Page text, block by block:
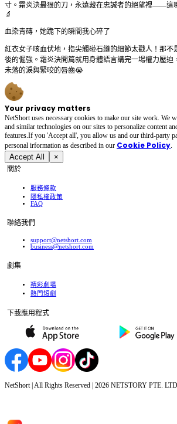
寸。霜炎決最狠的刀，永遠藏在忠誠者的絕望裡——這
🔬
血染青磚，她跪下的瞬間我心碎了
紅衣女子咳血伏地，指尖觸碰石縫的細節太戳人！那不
後的倔強。霜炎決開篇就用身體語言講完一場權力壓迫
未落的淚與緊咬的唇齒😭
Your privacy matters
NetShort uses necessary cookies to make our site work. We
and similar technologies on our sites to personalize content
features.If you 'Accept all', you allow us and our third-party
personal irformation as described in our Cookie Policy.
Accept All ×
關於
服務條款
隱私權政策
FAQ
聯絡我們
support@netshort.com
business@netshort.com
劇集
精彩劇場
熱門短劇
下載應用程式
NetShort | All Rights Reserved | 2026 NETSTORY PTE.